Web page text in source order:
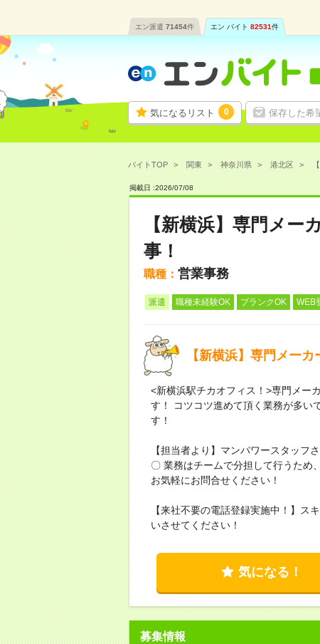
エン派遣 71454件 エン バイト 82531件
気になるリスト 0 保存した希
バイトTOP 関東 神奈川県 港北区
掲載日 :2026/07/08
【新横浜】専門メー
事！
職種： 営業事務
派遣 職種未経験OK ブランクOK WEB
【新横浜】専門メー
<新横浜駅チカオフィス！>専門メー
す！ コツコツ進めて頂く業務が多い
す！
【担当者より】マンパワースタッフ
〇 業務はチームで分担して行うため
お気軽にお問合せください！
【来社不要の電話登録実施中！】ス
いさせてください！
気になる！
募集情報